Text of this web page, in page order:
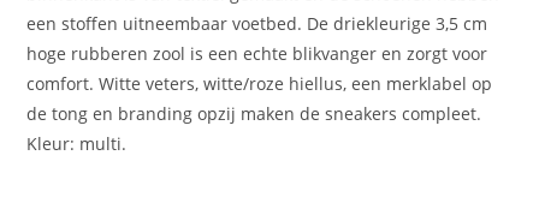
een stoffen uitneembaar voetbed. De driekleurige 3,5 cm
hoge rubberen zool is een echte blikvanger en zorgt voor
comfort. Witte veters, witte/roze hiellus, een merklabel op
de tong en branding opzij maken de sneakers compleet.
Kleur: multi.